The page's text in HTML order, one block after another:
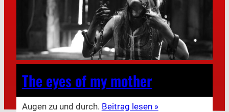
The eyes of my mother
Augen zu und durch. Beitrag lesen »